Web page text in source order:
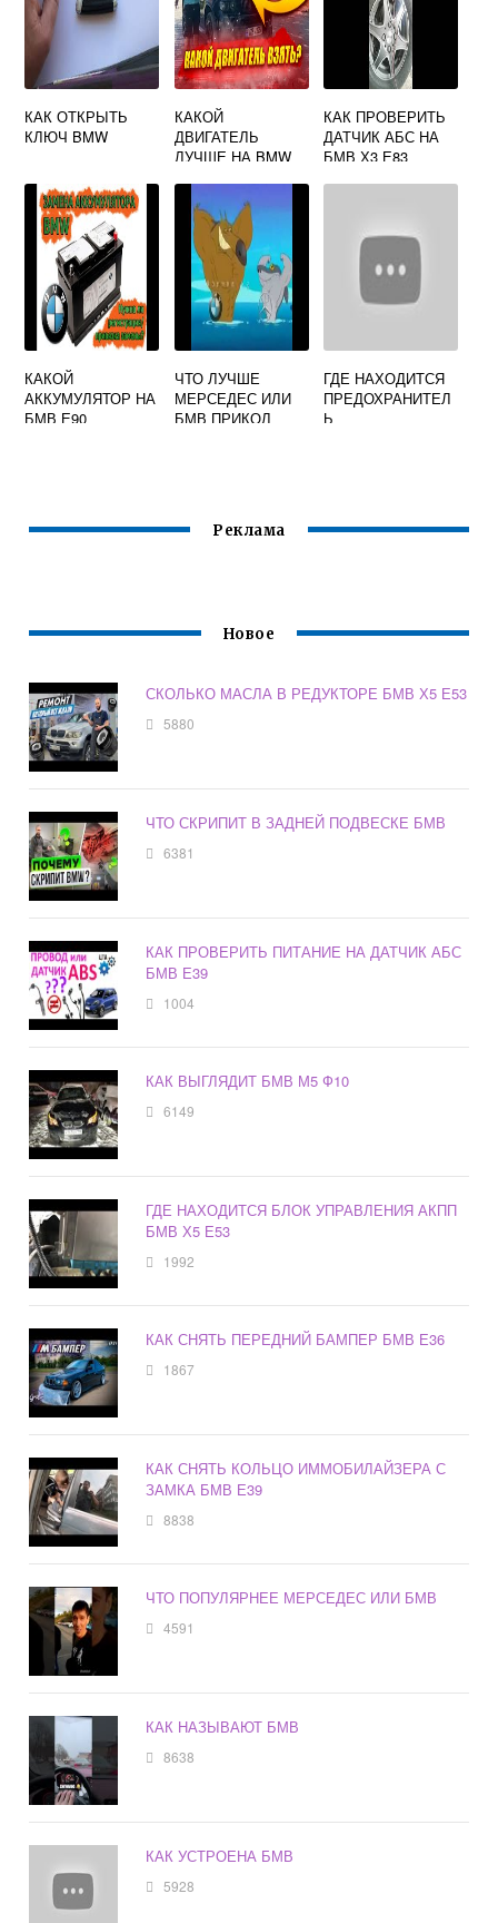
КАК ОТКРЫТЬ
КЛЮЧ BMW
КАКОЙ
ДВИГАТЕЛЬ
ЛУЧШЕ НА BMW
КАК ПРОВЕРИТЬ
ДАТЧИК АБС НА
БМВ Х3 Е83
КАКОЙ
АККУМУЛЯТОР НА
БМВ Е90
ЧТО ЛУЧШЕ
МЕРСЕДЕС ИЛИ
БМВ ПРИКОЛ
ГДЕ НАХОДИТСЯ
ПРЕДОХРАНИТЕЛ
Ь
Реклама
Новое
СКОЛЬКО МАСЛА В РЕДУКТОРЕ БМВ Х5 Е53
5880
ЧТО СКРИПИТ В ЗАДНЕЙ ПОДВЕСКЕ БМВ
6381
КАК ПРОВЕРИТЬ ПИТАНИЕ НА ДАТЧИК АБС
БМВ Е39
1004
КАК ВЫГЛЯДИТ БМВ М5 Ф10
6149
ГДЕ НАХОДИТСЯ БЛОК УПРАВЛЕНИЯ АКПП
БМВ Х5 Е53
1992
КАК СНЯТЬ ПЕРЕДНИЙ БАМПЕР БМВ Е36
1867
КАК СНЯТЬ КОЛЬЦО ИММОБИЛАЙЗЕРА С
ЗАМКА БМВ Е39
8838
ЧТО ПОПУЛЯРНЕЕ МЕРСЕДЕС ИЛИ БМВ
4591
КАК НАЗЫВАЮТ БМВ
8638
КАК УСТРОЕНА БМВ
5928